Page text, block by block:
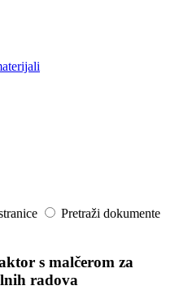
Pretraži dokumente
s malčerom za
radova